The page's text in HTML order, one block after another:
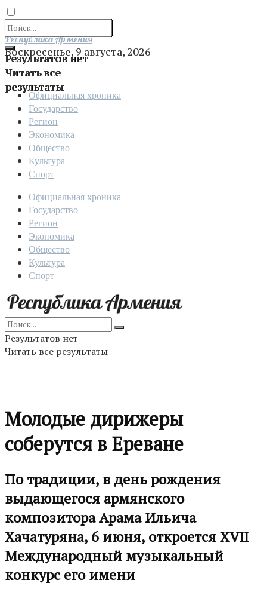
Результатов нет
Читать все
результаты
Отправить
Республика Армения
Воскресенье, 9 августа, 2026
Официальная хроника
Государство
Регион
Экономика
Общество
Культура
Спорт
Официальная хроника
Государство
Регион
Экономика
Общество
Культура
Спорт
Результатов нет
Читать все результаты
Молодые дирижеры
соберутся в Ереване
По традиции, в день рождения
выдающегося армянского
композитора Арама Ильича
Хачатуряна, 6 июня, откроется XVII
Международный музыкальный
конкурс его имени